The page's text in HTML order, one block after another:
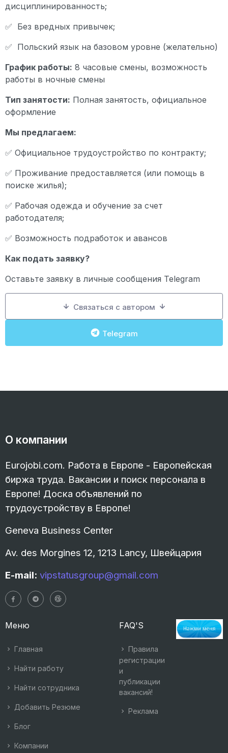
дисциплинированность;
✅ Без вредных привычек;
✅ Польский язык на базовом уровне (желательно)
График работы: 8 часовые смены, возможность
работы в ночные смены
Тип занятости: Полная занятость, официальное
оформление
Мы предлагаем:
✅ Официальное трудоустройство по контракту;
✅ Проживание предоставляется (или помощь в
поиске жилья);
✅ Рабочая одежда и обучение за счет
работодателя;
✅ Возможность подработок и авансов
Как подать заявку?
Оставьте заявку в личные сообщения Telegram
Связаться с автором
Telegram
О компании
Eurojobi.com. Работа в Европе - Европейская
биржа труда. Вакансии и поиск персонала в
Европе! Доска объявлений по
трудоустройству в Европе!
Geneva Business Center
Av. des Morgines 12, 1213 Lancy, Швейцария
E-mail: vipstatusgroup@gmail.com
Меню
Главная
Найти работу
Найти сотрудника
Добавить Резюме
Блог
Компании
FAQ'S
Правила
регистрации
и
публикации
вакансий!
Реклама